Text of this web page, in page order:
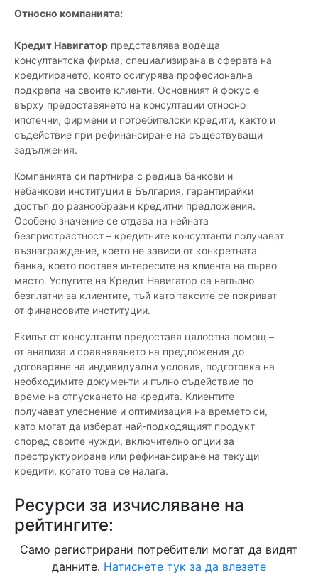
Относно компанията:
Кредит Навигатор представлява водеща
консултантска фирма, специализирана в сферата на
кредитирането, която осигурява професионална
подкрепа на своите клиенти. Основният й фокус е
върху предоставянето на консултации относно
ипотечни, фирмени и потребителски кредити, както и
съдействие при рефинансиране на съществуващи
задължения.
Компанията си партнира с редица банкови и
небанкови институции в България, гарантирайки
достъп до разнообразни кредитни предложения.
Особено значение се отдава на нейната
безпристрастност – кредитните консултанти получават
възнаграждение, което не зависи от конкретната
банка, което поставя интересите на клиента на първо
място. Услугите на Кредит Навигатор са напълно
безплатни за клиентите, тъй като таксите се покриват
от финансовите институции.
Екипът от консултанти предоставя цялостна помощ –
от анализа и сравняването на предложения до
договаряне на индивидуални условия, подготовка на
необходимите документи и пълно съдействие по
време на отпускането на кредита. Клиентите
получават улеснение и оптимизация на времето си,
като могат да изберат най-подходящият продукт
според своите нужди, включително опции за
преструктуриране или рефинансиране на текущи
кредити, когато това се налага.
Ресурси за изчисляване на
рейтингите:
Само регистрирани потребители могат да видят
данните. Натиснете тук за да влезете